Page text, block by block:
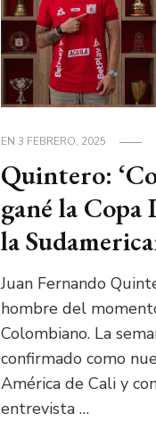
EN 3 FEBRERO, 2025
Quintero:
gané la
la
Juan Fernando
hombre del
Colombiano. La
confirmado como
América de Cali y
entrevista …